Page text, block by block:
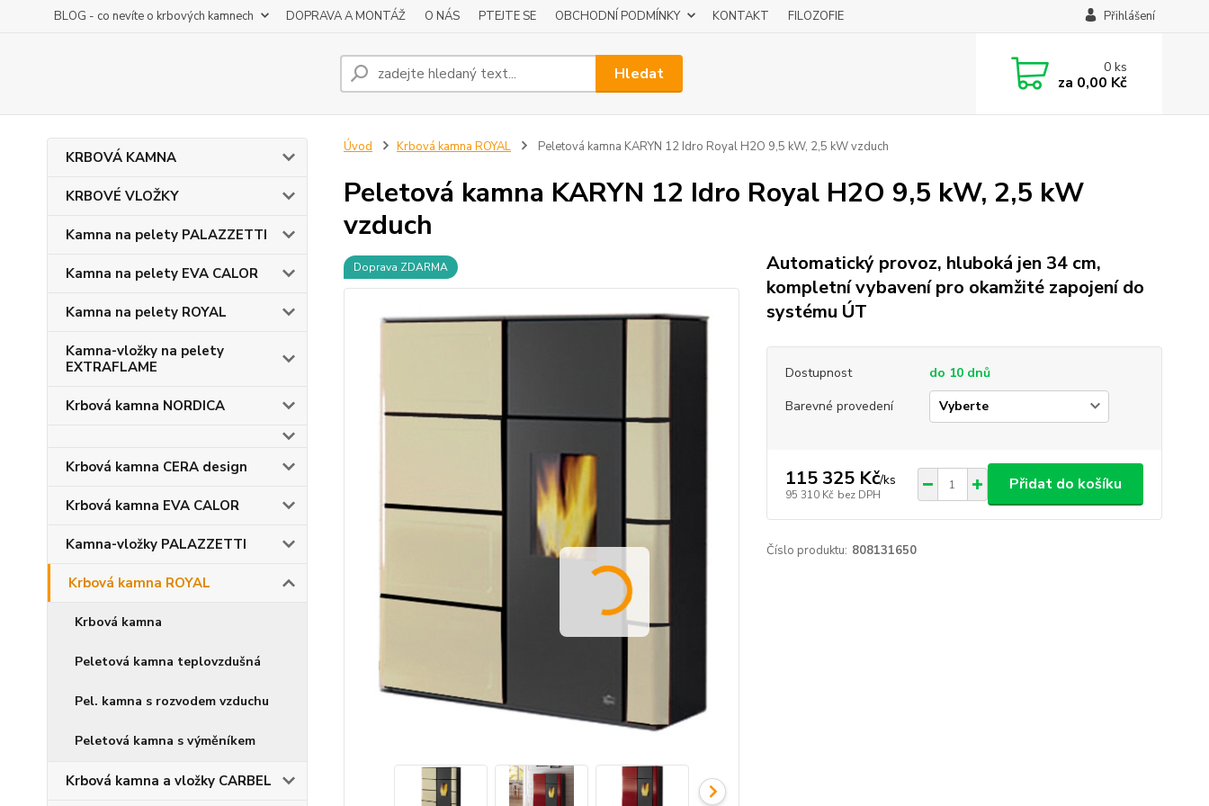
BLOG - co nevíte o krbových kamnech DOPRAVA A MONTÁŽ O NÁS PTEJTE SE OBCHODNÍ PODMÍNKY KONTAKT FILOZOFIE Přihlášení
Hledat 0ks
za 0,00 Kč
KRBOVÁ KAMNA
KRBOVÉ VLOŽKY
Kamna na pelety PALAZZETTI
Kamna na pelety EVA CALOR
Kamna na pelety ROYAL
Kamna-vložky na pelety
EXTRAFLAME
Krbová kamna NORDICA
Krbová kamna CERA design
Krbová kamna EVA CALOR
Kamna-vložky PALAZZETTI
Krbová kamna ROYAL
Krbová kamna
Peletová kamna teplovzdušná
Pel. kamna s rozvodem vzduchu
Peletová kamna s výměníkem
Krbová kamna a vložky CARBEL
Úvod Krbová kamna ROYAL Peletová kamna KARYN 12 Idro Royal H2O 9,5 kW, 2,5 kW vzduch
Peletová kamna KARYN 12 Idro Royal H2O 9,5 kW, 2,5 kW
vzduch
Doprava ZDARMA
Automatický provoz, hluboká jen 34 cm,
kompletní vybavení pro okamžité zapojení do
systému ÚT
Dostupnost
do 10 dnů
Barevné provedení
115 325 Kč/ks
95 310 Kč bez DPH
Přidat do košíku
Číslo produktu: 808131650